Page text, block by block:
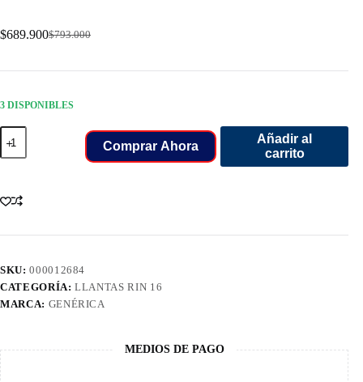
$793.000
Original
was:
$689.900Current
is:
3 DISPONIBLES
700
R
16
TORNEL
cantidad
Comprar Ahora
Añadir al
carrito
SKU:000012684
CATEGORÍA:LLANTAS RIN 16
MARCA: GENÉRICA
MEDIOS DE PAGO